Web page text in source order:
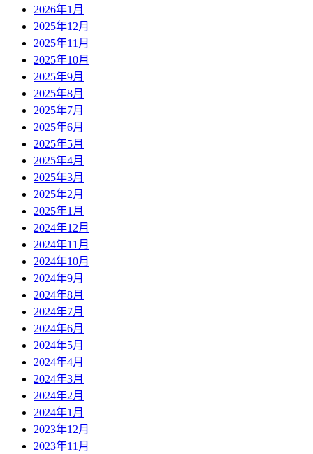
2026年1月
2025年12月
2025年11月
2025年10月
2025年9月
2025年8月
2025年7月
2025年6月
2025年5月
2025年4月
2025年3月
2025年2月
2025年1月
2024年12月
2024年11月
2024年10月
2024年9月
2024年8月
2024年7月
2024年6月
2024年5月
2024年4月
2024年3月
2024年2月
2024年1月
2023年12月
2023年11月